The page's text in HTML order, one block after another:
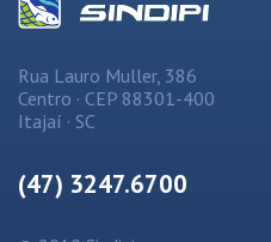
Rua Lauro Muller, 386
Centro · CEP 88301-400
Itajaí · SC
(47) 3247.6700